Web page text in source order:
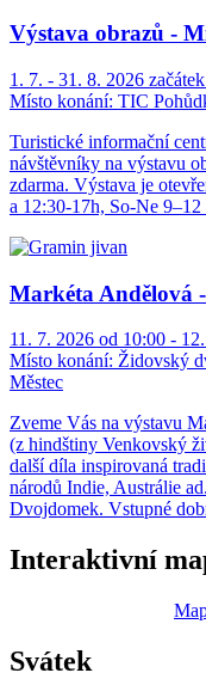
Výstava obrazů -
1. 7. - 31. 8. 2026
Místo konání: TIC
Turistické informační
návštěvníky na výstavu
zdarma. Výstava je
a 12:30-17h, So-Ne 9–12
Markéta Andělová
11. 7. 2026 od 10:00 -
Místo konání: Židovský
Městec
Zveme Vás na výstavu
(z hindštiny Venkovský
další díla inspirovaná
národů Indie, Austrálie
Dvojdomek. Vstupné
Interaktivní
Svátek